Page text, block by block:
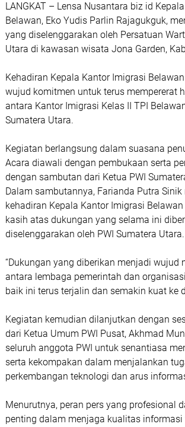
LANGKAT – Lensa Nusantara biz id
Belawan, Eko Yudis Parlin Rajagukguk,
yang diselenggarakan oleh Persatuan
Utara di kawasan wisata Jona Garden,
Kehadiran Kepala Kantor Imigrasi
wujud komitmen untuk terus mempererat
antara Kantor Imigrasi Kelas II TPI
Sumatera Utara.
Kegiatan berlangsung dalam suasana
Acara diawali dengan pembukaan serta
dengan sambutan dari Ketua PWI
Dalam sambutannya, Farianda Putra
kehadiran Kepala Kantor Imigrasi
kasih atas dukungan yang selama ini
diselenggarakan oleh PWI Sumatera Utara.
“Dukungan yang diberikan menjadi
antara lembaga pemerintah dan
baik ini terus terjalin dan semakin kuat ke
Kegiatan kemudian dilanjutkan dengan
dari Ketua Umum PWI Pusat, Akhmad
seluruh anggota PWI untuk senantiasa
serta kekompakan dalam menjalankan
perkembangan teknologi dan arus
Menurutnya, peran pers yang profesional
penting dalam menjaga kualitas